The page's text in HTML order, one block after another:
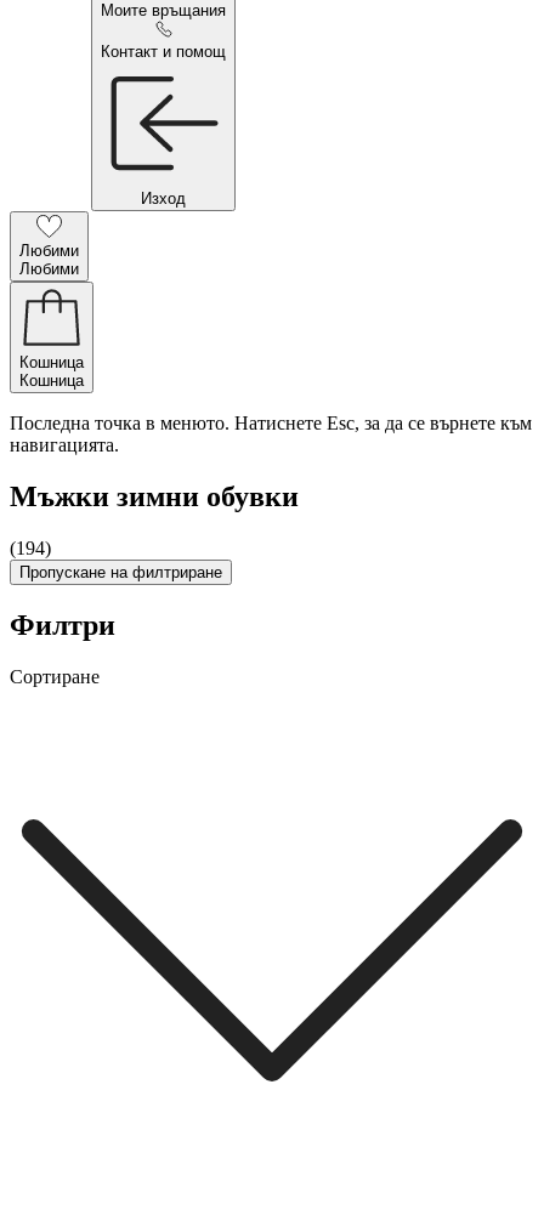
Моите връщания
Контакт и помощ
Изход
Любими
Любими
Кошница
Кошница
Последна точка в менюто. Натиснете Esc, за да се върнете към
навигацията.
Мъжки зимни обувки
(194)
Пропускане на филтриране
Филтри
Сортиране